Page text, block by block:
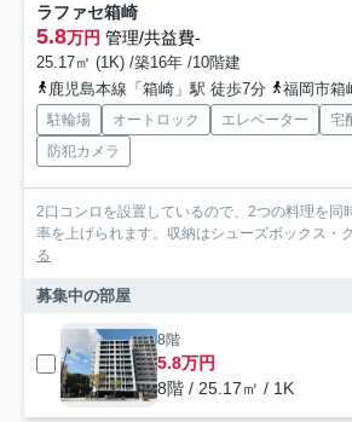
ラファセ箱崎
5.8万円 管理/共益費-
25.17㎡ (1K) /築16年 /10階建
鹿児島本線「箱崎」駅 徒歩7分
福岡市箱崎
駐輪場 オートロック エレベーター
宅
防犯カメラ
2口コンロを設置しているので、2つの料理を同
率を上げられます。収納はシューズボックス・
る
募集中の部屋
8階
5.8万円
8階 / 25.17㎡ / 1K